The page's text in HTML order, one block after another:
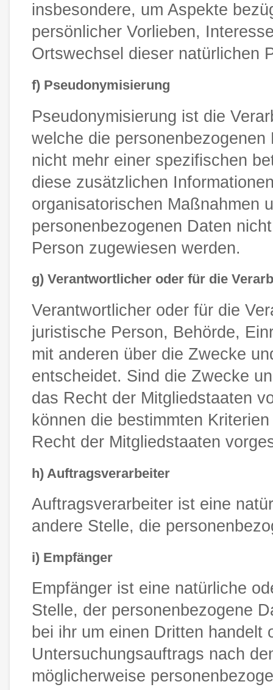
insbesondere, um Aspekte
persönlicher Vorlieben,
Ortswechsel dieser natürlichen
f) Pseudonymisierung
Pseudonymisierung ist die
welche die
nicht mehr einer spezifischen
diese zusätzlichen
organisatorischen Maßnahmen
personenbezogenen Daten
Person zugewiesen werden.
g) Verantwortlicher oder für die
Verantwortlicher oder für die
juristische Person, Behörde,
mit anderen über die Zwecke
entscheidet. Sind die Zwecke
das Recht der Mitgliedstaaten
können die bestimmten
Recht der Mitgliedstaaten
h) Auftragsverarbeiter
Auftragsverarbeiter ist eine
andere Stelle, die
i) Empfänger
Empfänger ist eine natürliche
Stelle, der personenbezogene
bei ihr um einen Dritten handelt
Untersuchungsauftrags nach
möglicherweise